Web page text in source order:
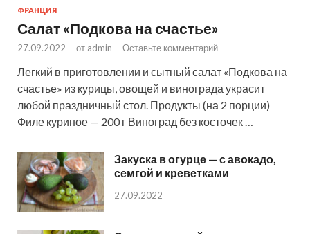
ФРАНЦИЯ
Салат «Подкова на счастье»
27.09.2022 - от admin - Оставьте комментарий
Легкий в приготовлении и сытный салат «Подкова на
счастье» из курицы, овощей и винограда украсит
любой праздничный стол. Продукты (на 2 порции)
Филе куриное — 200 г Виноград без косточек …
Закуска в огурце — с авокадо,
семгой и креветками
27.09.2022